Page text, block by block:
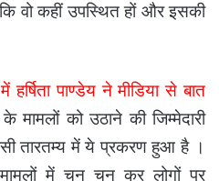
वो कहीं उपस्थित हों और इसकी
पाण्डेय ने मीडिया से बात
को उठाने की जिम्मेदारी
तारतम्य में ये प्रकरण हुआ है ।
में चुन चुन कर लोगों पर